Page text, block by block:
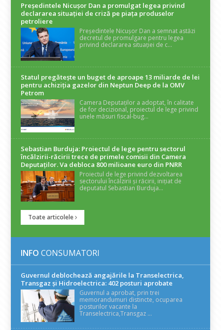
Președintele Nicuşor Dan a promulgat legea privind
declararea situaţiei de criză pe piaţa produselor
petroliere
Președintele Nicușor Dan a semnat astăzi
decretul de promulgare pentru legea
privind declararea situației de c...
Statul pregătește un buget de aproape 13 miliarde de lei
pentru achiziția gazelor din Neptun Deep de la OMV
Petrom
Camera Deputaților a adoptat, în calitate
de for decizional, proiectul de lege privind
unele măsuri fiscal-bug...
Sebastian Burduja: Proiectul de lege pentru sectorul
încălzirii-răcirii trece de primele comisii din Camera
Deputaților. Va debloca 800 milioane euro din PNRR
Proiectul de lege privind dezvoltarea
sectorului încălzirii și răcirii, inițiat de
deputatul Sebastian Burduja...
Toate articolele
INFO CONSUMATORI
Guvernul deblochează angajările la Transelectrica,
Transgaz și Hidroelectrica: 402 posturi aprobate
Guvernul a aprobat, prin trei
memorandumuri distincte, ocuparea
posturilor vacante la
Transelectrica,Transgaz ...